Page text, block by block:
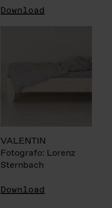
Download
VALENTIN
Fotografo: Lorenz
Sternbach
Download